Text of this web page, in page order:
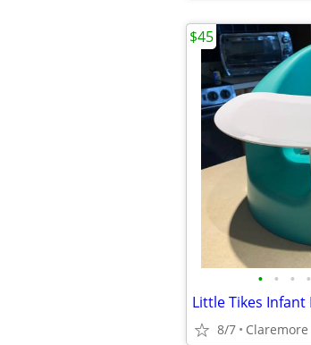
• • • •
8/7 Claremore
$45